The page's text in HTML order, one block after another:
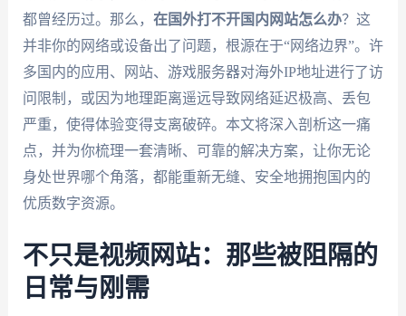
都曾经历过。那么， 在国外打不开国内网站怎么办？这
并非你的网络或设备出了问题，根源在于“网络边界”。许
多国内的应用、网站、游戏服务器对海外IP地址进行了访
问限制，或因为地理距离遥远导致网络延迟极高、丢包
严重，使得体验变得支离破碎。本文将深入剖析这一痛
点，并为你梳理一套清晰、可靠的解决方案，让你无论
身处世界哪个角落，都能重新无缝、安全地拥抱国内的
优质数字资源。
不只是视频网站：那些被阻隔的
日常与刚需